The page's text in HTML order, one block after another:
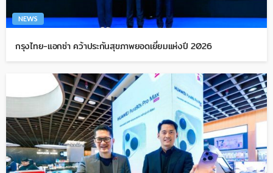
NEWS
กรุงไทย-แอกซ่า คว้าประกันสุขภาพยอดเยี่ยมแห่งปี 2026